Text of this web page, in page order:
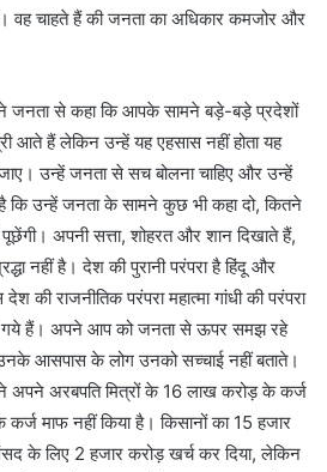
वह चाहते हैं की जनता का अधिकार कमजोर और
ने जनता से कहा कि आपके सामने बड़े-बड़े प्रदेशों
आते हैं लेकिन उन्हें यह एहसास नहीं होता यह
उन्हें जनता से सच बोलना चाहिए और उन्हें
है कि उन्हें जनता के सामने कुछ भी कहा दो, कितने
अपनी सत्ता, शोहरत और शान दिखाते हैं,
नहीं है। देश की पुरानी परंपरा है हिंदू और
की राजनीतिक परंपरा महात्मा गांधी की परंपरा
गये हैं। अपने आप को जनता से ऊपर समझ रहे
आसपास के लोग उनको सच्चाई नहीं बताते।
अपने अरबपति मित्रों के 16 लाख करोड़ के कर्ज
माफ नहीं किया है। किसानों का 15 हजार
के लिए 2 हजार करोड़ खर्च कर दिया, लेकिन